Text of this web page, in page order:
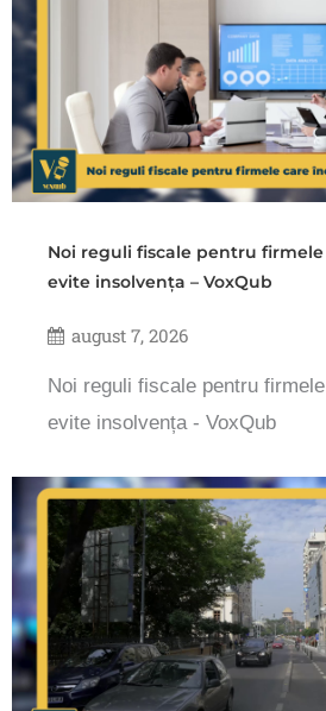
Noi reguli fiscale pentru firmele
evite insolvența – VoxQub
august 7, 2026
Noi reguli fiscale pentru
evite insolvența - VoxQub